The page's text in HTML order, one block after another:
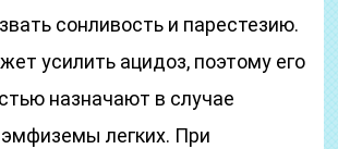
сонливость и парестезию.
усилить ацидоз, поэтому его
назначают в случае
легких. При